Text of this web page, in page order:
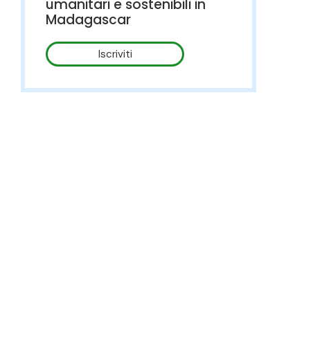
umanitari e sostenibili in
Madagascar
Iscriviti